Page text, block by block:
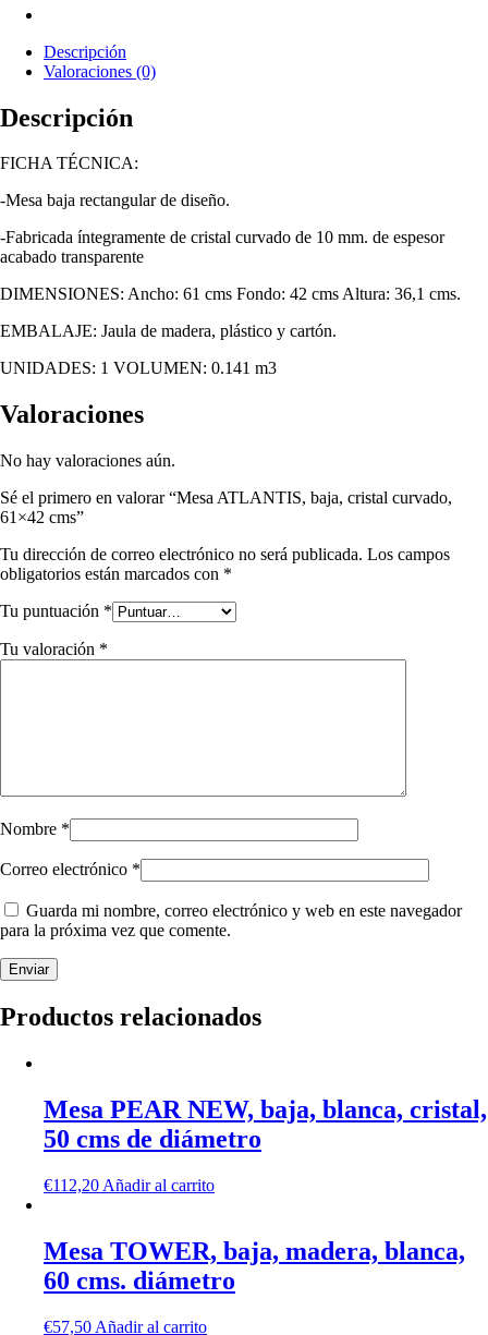
Descripción
Valoraciones (0)
Descripción
FICHA TÉCNICA:
-Mesa baja rectangular de diseño.
-Fabricada íntegramente de cristal curvado de 10 mm. de espesor
acabado transparente
DIMENSIONES: Ancho: 61 cms Fondo: 42 cms Altura: 36,1 cms.
EMBALAJE: Jaula de madera, plástico y cartón.
UNIDADES: 1 VOLUMEN: 0.141 m3
Valoraciones
No hay valoraciones aún.
Sé el primero en valorar “Mesa ATLANTIS, baja, cristal curvado,
61×42 cms”
Tu dirección de correo electrónico no será publicada. Los campos
obligatorios están marcados con *
Tu puntuación *
Tu valoración *
Nombre *
Correo electrónico *
Guarda mi nombre, correo electrónico y web en este navegador
para la próxima vez que comente.
Productos relacionados
Mesa PEAR NEW, baja, blanca, cristal,
50 cms de diámetro
€112,20 Añadir al carrito
Mesa TOWER, baja, madera, blanca,
60 cms. diámetro
€57,50 Añadir al carrito